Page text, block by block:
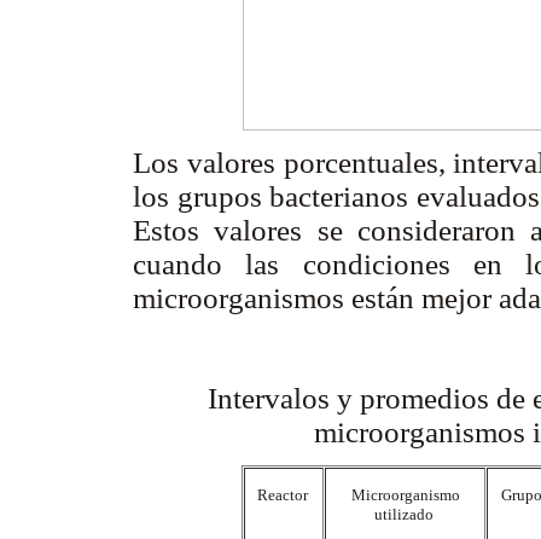
Los valores porcentuales,
los grupos bacterianos
Estos valores se
cuando las condiciones en
microorganismos están mejor
Intervalos y promedios de
microorganismos
Reactor
Microorganismo
utilizado